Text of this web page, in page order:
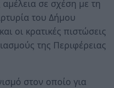
αμέλεια σε σχέση με τη
του Δήμου
οι κρατικές πιστώσεις
της Περιφέρειας
στον οποίο για